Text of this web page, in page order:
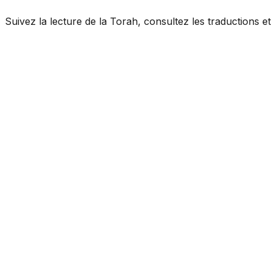
Suivez la lecture de la Torah, consultez les traductions